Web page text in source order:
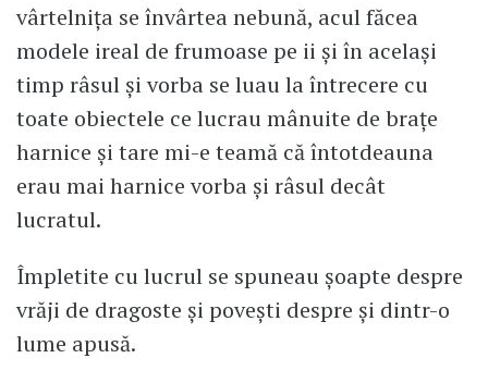
vârtelnița se învârtea nebună, acul făcea
modele ireal de frumoase pe ii și în același
timp râsul și vorba se luau la întrecere cu
toate obiectele ce lucrau mânuite de brațe
harnice și tare mi-e teamă că întotdeauna
erau mai harnice vorba și râsul decât
lucratul.
Împletite cu lucrul se spuneau șoapte despre
vrăji de dragoste și povești despre și dintr-o
lume apusă.